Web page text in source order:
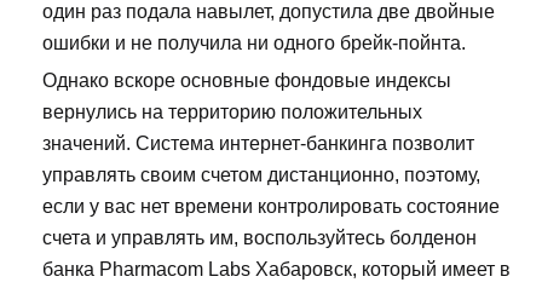
один раз подала навылет, допустила две двойные
ошибки и не получила ни одного брейк-пойнта.
Однако вскоре основные фондовые индексы
вернулись на территорию положительных
значений. Система интернет-банкинга позволит
управлять своим счетом дистанционно, поэтому,
если у вас нет времени контролировать состояние
счета и управлять им, воспользуйтесь болденон
банка Pharmacom Labs Хабаровск, который имеет в